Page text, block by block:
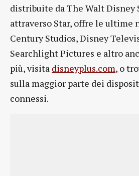
distribuite da The Walt Disney
attraverso Star, offre le ultime
Century Studios, Disney
Searchlight Pictures e altro
più, visita disneyplus.com, o
sulla maggior parte dei
connessi.